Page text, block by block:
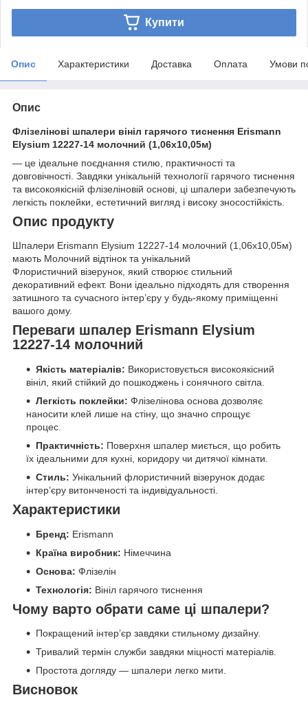
Купити
Опис Характеристики Доставка Оплата Умови
Опис
Флізелінові шпалери вініл гарячого тиснення Erismann
Elysium 12227-14 молочний (1,06х10,05м)
— це ідеальне поєднання стилю, практичності та
довговічності. Завдяки унікальній технології гарячого тиснення
та високоякісній флізеліновій основі, ці шпалери забезпечують
легкість поклейки, естетичний вигляд і високу зносостійкість.
Опис продукту
Шпалери Erismann Elysium 12227-14 молочний (1,06х10,05м)
мають Молочний відтінок та унікальний
Флористичний візерунок, який створює стильний
декоративний ефект. Вони ідеально підходять для створення
затишного та сучасного інтер’єру у будь-якому приміщенні
вашого дому.
Переваги шпалер Erismann Elysium
12227-14 молочний
Якість матеріалів: Використовується високоякісний
вініл, який стійкий до пошкоджень і сонячного світла.
Легкість поклейки: Флізелінова основа дозволяє
наносити клей лише на стіну, що значно спрощує
процес.
Практичність: Поверхня шпалер миється, що робить
їх ідеальними для кухні, коридору чи дитячої кімнати.
Стиль: Унікальний флористичний візерунок додає
інтер’єру витонченості та індивідуальності.
Характеристики
Бренд: Erismann
Країна виробник: Німеччина
Основа: Флізелін
Технологія: Вініл гарячого тиснення
Чому варто обрати саме ці шпалери?
Покращений інтер’єр завдяки стильному дизайну.
Тривалий термін служби завдяки міцності матеріалів.
Простота догляду — шпалери легко мити.
Висновок